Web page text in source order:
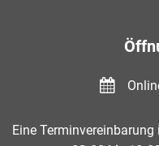
Eine Terminvereinbarung